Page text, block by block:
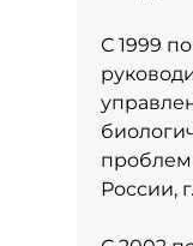
С 1999
России,